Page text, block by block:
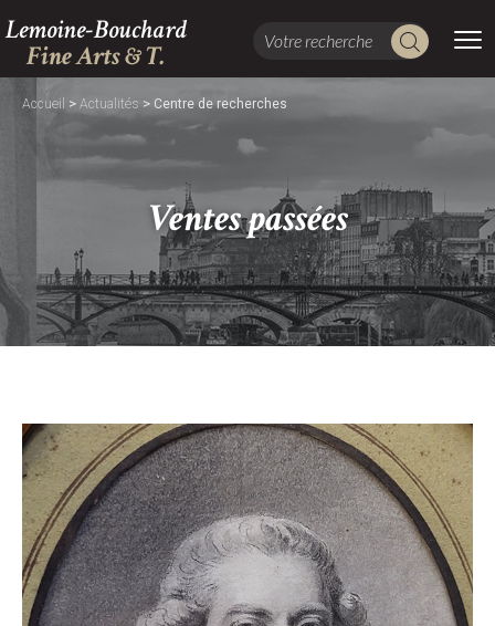
Lemoine-Bouchard
Fine Arts & T.
Accueil > Actualités > Centre de recherches
Ventes passées